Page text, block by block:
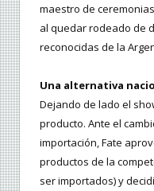
maestro de
al quedar rodeado de
reconocidas de la
Una alternativa
Dejando de lado el
producto. Ante el
importación, Fate
productos de la
ser importados) y